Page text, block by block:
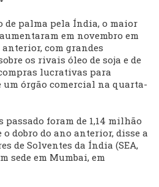
de palma pela Índia, o maior
em novembro em
anterior, com grandes
os rivais óleo de soja e de
lucrativas para
órgão comercial na quarta-
passado foram de 1,14 milhão
dobro do ano anterior, disse a
de Solventes da Índia (SEA,
sede em Mumbai, em